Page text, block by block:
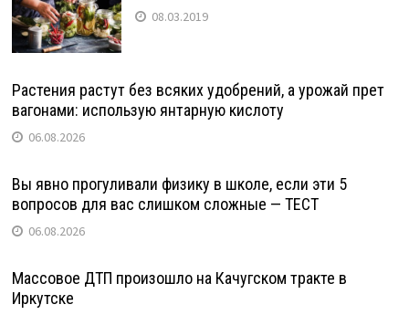
08.03.2019
Растения растут без всяких удобрений, а урожай прет
вагонами: использую янтарную кислоту
06.08.2026
Вы явно прогуливали физику в школе, если эти 5
вопросов для вас слишком сложные — ТЕСТ
06.08.2026
Массовое ДТП произошло на Качугском тракте в
Иркутске